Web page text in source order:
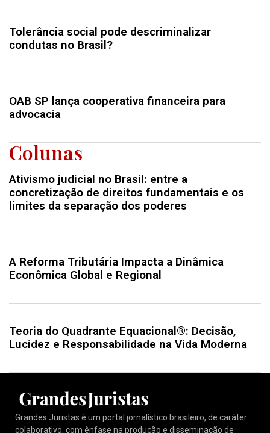
Tolerância social pode descriminalizar
condutas no Brasil?
OAB SP lança cooperativa financeira para
advocacia
Colunas
Ativismo judicial no Brasil: entre a
concretização de direitos fundamentais e os
limites da separação dos poderes
A Reforma Tributária Impacta a Dinâmica
Econômica Global e Regional
Teoria do Quadrante Equacional®: Decisão,
Lucidez e Responsabilidade na Vida Moderna
Grandes Juristas é um portal jornalístico brasileiro, de caráter
colaborativo, com ênfase na produção e disseminação de